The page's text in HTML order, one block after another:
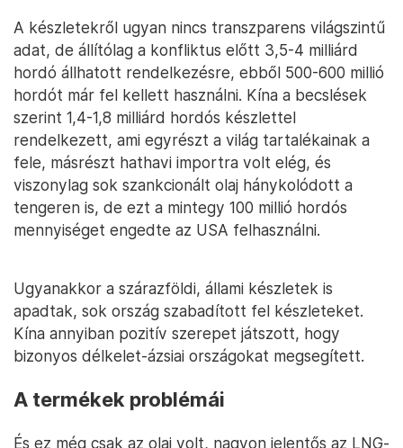
A készletekről ugyan nincs transzparens világszintű
adat, de állítólag a konfliktus előtt 3,5-4 milliárd
hordó állhatott rendelkezésre, ebből 500-600 millió
hordót már fel kellett használni. Kína a becslések
szerint 1,4-1,8 milliárd hordós készlettel
rendelkezett, ami egyrészt a világ tartalékainak a
fele, másrészt hathavi importra volt elég, és
viszonylag sok szankcionált olaj hánykolódott a
tengeren is, de ezt a mintegy 100 millió hordós
mennyiséget engedte az USA felhasználni.
Ugyanakkor a szárazföldi, állami készletek is
apadtak, sok ország szabadított fel készleteket.
Kína annyiban pozitív szerepet játszott, hogy
bizonyos délkelet-ázsiai országokat megsegített.
A termékek problémái
És ez még csak az olaj volt, nagyon jelentős az LNG-